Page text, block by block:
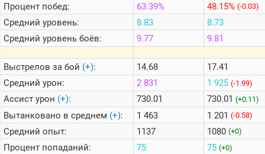
Процент побед:
Средний уровень:
Средний уровень боёв:
Выстрелов за бой (+):
Средний урон:
Ассист урон (+):
Вытанковано в среднем (+):
Средний опыт:
Процент попаданий:
63.39%
8.83
9.77
14.68
2 831
730.01
1 463
1137
75
48.15% (-0.03)
8.73
9.81
17.41
1 925 (-1.99)
730.01 (+0.11)
1 201 (-0.58)
1080 (+0)
75 (+0)